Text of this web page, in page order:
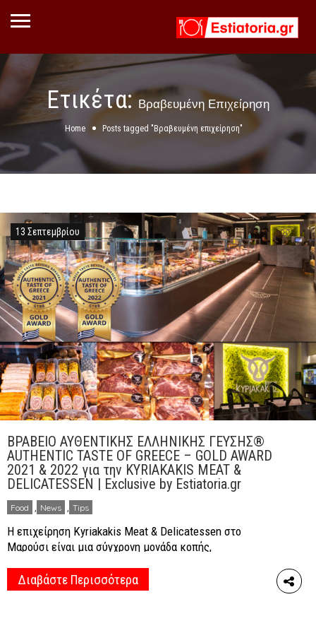
Ετικέτα:Βραβευμένη Επιχείρηση
Home Posts tagged "Βραβευμένη επιχείρηση"
13 Σεπτεμβρίου
ΒΡΑΒΕΙΟ ΑΥΘΕΝΤΙΚΗΣ ΕΛΛΗΝΙΚΗΣ ΓΕΥΣΗΣ®
AUTHENTIC TASTE OF GREECE – GOLD AWARD
2021 & 2022 για την KYRIAKAKIS MEAT &
DELICATESSEN | Exclusive by Estiatoria.gr
Food News Tips
Η επιχείρηση Kyriakakis Meat & Delicatessen στο
Μαρούσι είναι μια σύγχρονη μονάδα κοπής,
από την ελληνική ύπαιθρο. Τα άριστης ποιότητας
κρέατα, οι πολύ ιδιαίτερες κοπές και τα ευφάνταστα,
Διαβάστε Περισσότερα